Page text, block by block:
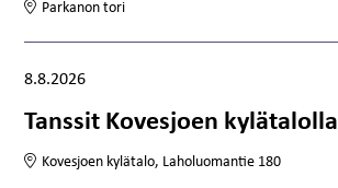
Parkanon tori
Tapahtuma alkaa:
8.8.2026
Tanssit Kovesjoen kylätalolla
Kovesjoen kylätalo, Laholuomantie 180